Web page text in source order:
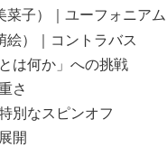
菜子）｜ユーフォニア
絵）｜コントラバス
は何か」への挑戦
さ
別なスピンオフ
開